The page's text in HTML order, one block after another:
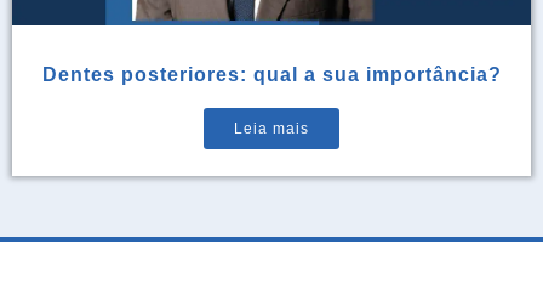
Dentes posteriores: qual a sua importância?
Leia mais